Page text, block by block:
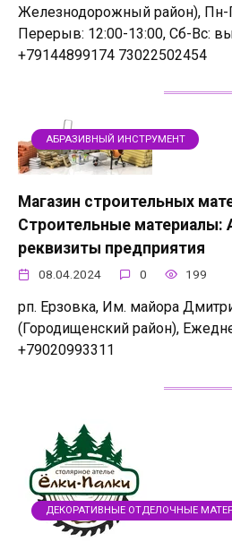
Железнодорожный район), Пн-
Перерыв: 12:00-13:00, Сб-Вс:
+79144899174 73022502454
АБРАЗИВНЫЙ ИНСТРУМЕНТ
Магазин строительных
Строительные материалы:
реквизиты предприятия
08.04.2024 0 199
рп. Ерзовка, Им. майора
(Городищенский район),
+79020993311
ДЕКОРАТИВНЫЕ ОТДЕЛОЧНЫЕ